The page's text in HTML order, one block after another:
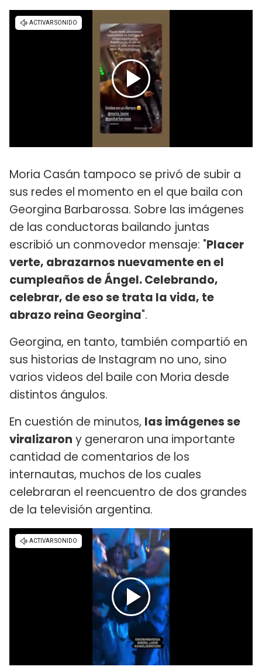
Moria Casán tampoco se privó de subir a
sus redes el momento en el que baila con
Georgina Barbarossa. Sobre las imágenes
de las conductoras bailando juntas
escribió un conmovedor mensaje: "Placer
verte, abrazarnos nuevamente en el
cumpleaños de Ángel. Celebrando,
celebrar, de eso se trata la vida, te
abrazo reina Georgina".
Georgina, en tanto, también compartió en
sus historias de Instagram no uno, sino
varios videos del baile con Moria desde
distintos ángulos.
En cuestión de minutos, las imágenes se
viralizaron y generaron una importante
cantidad de comentarios de los
internautas, muchos de los cuales
celebraran el reencuentro de dos grandes
de la televisión argentina.